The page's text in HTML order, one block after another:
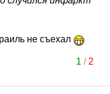
не съехал
1 / 2